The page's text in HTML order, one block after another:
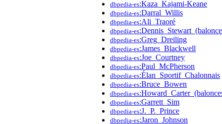
dbpedia-es:Kaza_Kajami-Keane
dbpedia-es:Darral_Willis
dbpedia-es:Ali_Traoré
dbpedia-es
dbpedia-es:Greg_Dreiling
dbpedia-es:James_Blackwell
dbpedia-es:Joe_Courtney
dbpedia-es:Paul_McPherson
dbpedia-es:Élan_Sportif_Chalonnais
dbpedia-es:Bruce_Bowen
dbpedia-es
dbpedia-es:Garrett_Sim
dbpedia-es:J._P._Prince
dbpedia-es:Jaron_Johnson